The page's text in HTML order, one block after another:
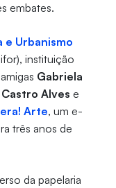
embates.
Urbanismo
instituição
Gabriela
Alves e
Arte, um e-
três anos de
da papelaria